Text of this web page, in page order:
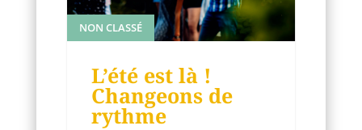
NON CLASSÉ
L’été est là !
Changeons de
rythme